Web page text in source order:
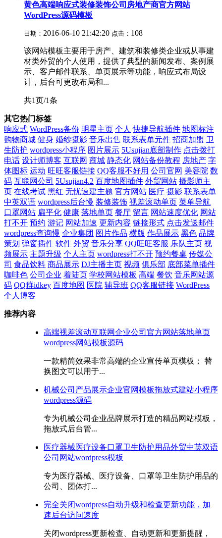
黄色高端响应式装修装饰公司房地产商官方网站
WordPress源码模板
日期： 2016-06-10 21:42:20 点击： 108
该网站模板主要用于房产、建筑和装修类企业或从事建
材类外贸的个人使用，提供了典型的新闻发布、案例展
示、客户邮件联系、单页展示等功能，响应式布局设
计，后台可更改布局和...
共1页/1条
其它热门标签
响应式 WordPress备份 明星主页 个人 快捷导航插件 地图标注
购物商城 健身 婚纱摄影 音乐出售 联系表单元件 招商加盟 卫
生防护 wordpress小程序 图片展示 5Usujian底部制作 点击拨打
电话 设计师博客 互联网 商城 静态化 网站备份教程 房地产 字
体图标 运动 旺旺客服链接 QQ客服不好用 公司官网 美容院 数
码 互联网公司 5Usujian4.2 百度地图插件 外贸网站 摄影师主
页 在线考试 黑红 无忧速建主题 官方网站 医疗 摄影 联系表单
中英双语 wordpress后台慢 装修装饰 视差滚动单页 菜单导航
口罩网站 扁平化 健康 落地单页 餐厅 留言 网站速度优化 网站
打不开 预约 游记 网站加速 更新内容 链接形式 点击发送邮件
wordpress查询慢 企业集团 图片作品 横版 作品展示 黑色 品牌
策划 弹窗插件 软件 外贸 音乐分享 QQ旺旺客服 乐队主页 视
频展示 主题升级 个人主页 wordpress打不开 预约餐桌 传媒公
司 食品饮料 商品展示 DJ主播主页 视频 俱乐部 底部菜单插件
咖啡色 公司企业 着陆页 学校网站模板 高端 餐饮 音乐网站源
码 QQ群idkey 百度地图 医院 辅导班 QQ客服链接 WordPress
个人博客
推荐内容
高端视差滚动互联网企业公司官方网站落地单页
wordpress网站模板源码
一款精简效果非常高端的企业宣传单页模板； 替
换图文可以用于...
机械公司产品展示企业官网模板拖放式建站小程序
wordpress源码
专为机械公司企业品牌展示打造的精品网站模板，
拖放式后台管...
医疗器械医疗设备口罩卫生防护用品外贸中英双语
公司网站wordpress模板
专为医疗器械、医疗设备、口罩等卫生防护用品的
公司、团体打...
完全关闭wordpress自动升级和检查更新功能，加
速后台访问速度
关闭wordpress更新检查、自动更新和更新提醒，